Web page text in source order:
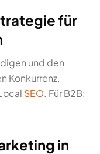
für
und den
Konkurrenz,
SEO. Für B2B:
in